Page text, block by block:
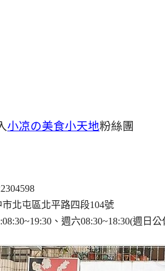
小凉の美食小天地粉絲團
北屯區北平路四段104號
、週六08:30~18:30(週日公